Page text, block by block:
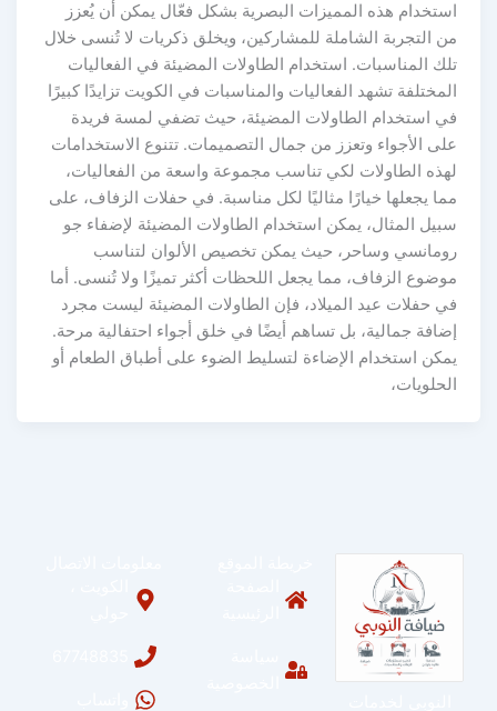
استخدام هذه المميزات البصرية بشكل فعّال يمكن أن يُعزز
من التجربة الشاملة للمشاركين، ويخلق ذكريات لا تُنسى خلال
تلك المناسبات. استخدام الطاولات المضيئة في الفعاليات
المختلفة تشهد الفعاليات والمناسبات في الكويت تزايدًا كبيرًا
في استخدام الطاولات المضيئة، حيث تضفي لمسة فريدة
على الأجواء وتعزز من جمال التصميمات. تتنوع الاستخدامات
لهذه الطاولات لكي تناسب مجموعة واسعة من الفعاليات،
مما يجعلها خيارًا مثاليًا لكل مناسبة. في حفلات الزفاف، على
سبيل المثال، يمكن استخدام الطاولات المضيئة لإضفاء جو
رومانسي وساحر، حيث يمكن تخصيص الألوان لتناسب
موضوع الزفاف، مما يجعل اللحظات أكثر تميزًا ولا تُنسى. أما
في حفلات عيد الميلاد، فإن الطاولات المضيئة ليست مجرد
إضافة جمالية، بل تساهم أيضًا في خلق أجواء احتفالية مرحة.
يمكن استخدام الإضاءة لتسليط الضوء على أطباق الطعام أو
الحلويات،
الرئيسية
الخصوصية
67748835
واتساب